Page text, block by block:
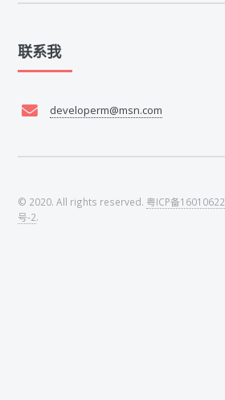
联系我
developerm@msn.com
© 2020. All rights reserved. 粤ICP备16010622
号-2.